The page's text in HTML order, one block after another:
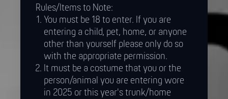
Rules/Items to Note:
You must be 18 to enter. If you are
entering a child, pet, home, or anyone
other than yourself please only do so
with the appropriate permission.
It must be a costume that you or the
person/animal you are entering wore
in 2025 or this year's trunk/home